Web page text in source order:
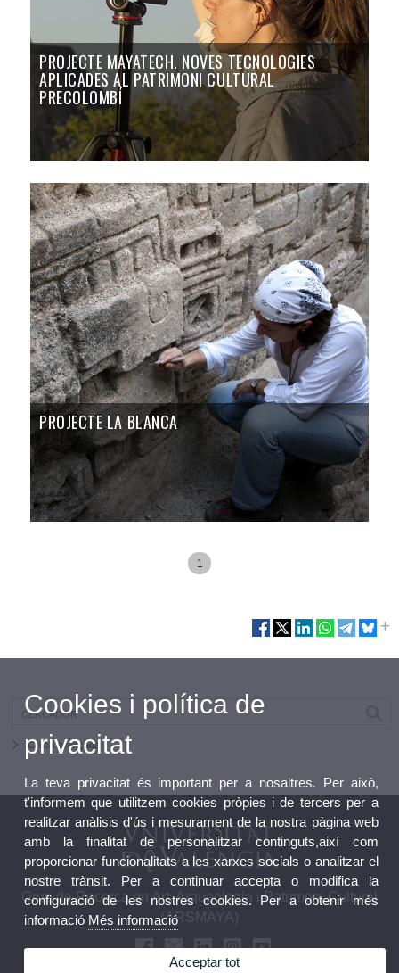
PROJECTE MAYATECH. NOVES TECNOLOGIES
APLICADES AL PATRIMONI CULTURAL
PRECOLOMBÍ
PROJECTE LA BLANCA
1
Cerca avançada
Grup de Recerca en Art, Arqueologia i Patrimoni Cultural
(ARSMAYA)
Cookies i política de
privacitat
La teva privacitat és important per a nosaltres. Per això,
t'informem que utilitzem cookies pròpies i de tercers per a
realitzar anàlisis d'ús i mesurament de la nostra pàgina web
amb la finalitat de personalitzar continguts,així com
proporcionar funcionalitats a les xarxes socials o analitzar el
nostre trànsit. Per a continuar accepta o modifica la
configuració de les nostres cookies. Per a obtenir més
informació Més informació
Acceptar tot